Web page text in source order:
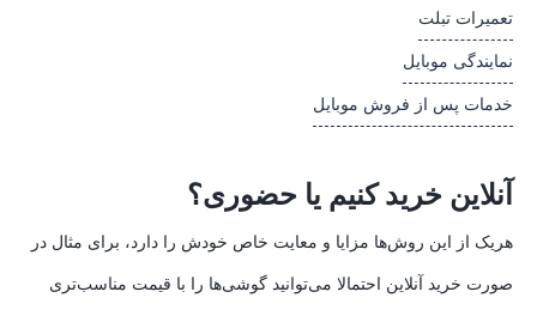
تعمیرات تبلت
نمایندگی موبایل
خدمات پس از فروش موبایل
آنلاین خرید کنیم یا حضوری؟
هریک از این روش‌ها مزایا و معایت خاص خودش را دارد، برای مثال در
صورت خرید آنلاین احتمالا می‌توانید گوشی‌ها را با قیمت مناسب‌تری